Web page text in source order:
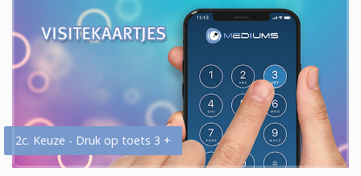
2c. Keuze - Druk op toets 3 +